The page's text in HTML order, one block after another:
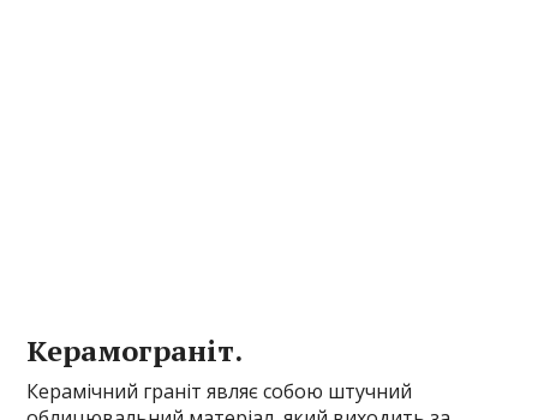
Керамограніт.
Керамічний граніт являє собою штучний